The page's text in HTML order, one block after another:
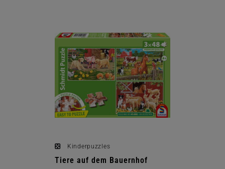
Kinderpuzzles
Tiere auf dem Bauernhof